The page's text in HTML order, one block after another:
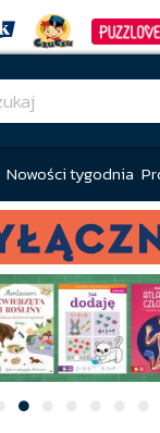
Nowości tygodnia